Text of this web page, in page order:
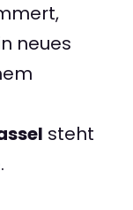
neues
steht